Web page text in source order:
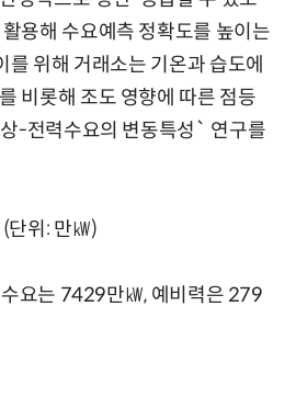
용해 수요예측 정확도를 높이는
를 위해 거래소는 기온과 습도에
비롯해 조도 영향에 따른 점등
-전력수요의 변동특성` 연구를
단위: 만㎾)
요는 7429만㎾, 예비력은 279